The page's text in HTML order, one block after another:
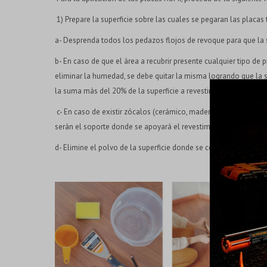
1) Prepare la superficie sobre las cuales se pegaran las
a- Desprenda todos los pedazos flojos de revoque para que
b- En caso de que el área a recubrir presente cualquier tipo
eliminar la humedad, se debe quitar la misma logrando que
la suma más del 20% de la superficie a revestir.
c- En caso de existir zócalos (cerámico, madera, mosaico,
serán el soporte donde se apoyará el revestimiento HUMI que
d- Elimine el polvo de la superficie donde se colocará el